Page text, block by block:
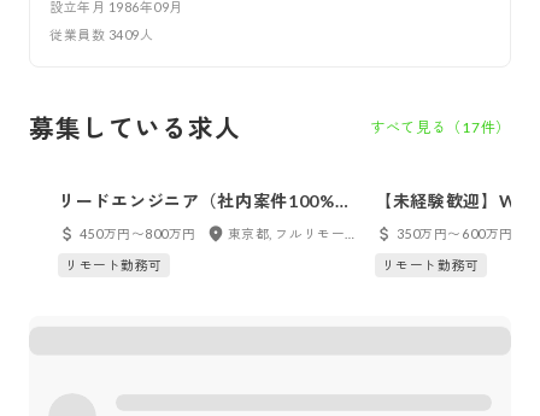
設立年月 1986年09月
従業員数 3409 人
募集している求人 すべて見る（ 17件）
リードエンジニア（社内案件100%の
インハウス・年間休日最大153日・フ
ルリモート可・副業可）
450万円〜800万円
リモート勤務可
【未経験歓迎】
（社内案件100%の
年間休日153日選
350万円〜600万円
リモート勤務可